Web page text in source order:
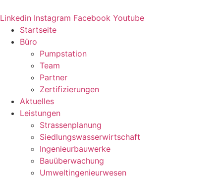
Inhalt
springen
Linkedin Instagram Facebook Youtube
Startseite
Büro
Pumpstation
Team
Partner
Zertifizierungen
Aktuelles
Leistungen
Strassenplanung
Siedlungswasserwirtschaft
Ingenieurbauwerke
Bauüberwachung
Umweltingenieurwesen